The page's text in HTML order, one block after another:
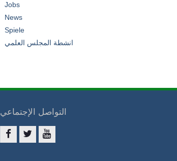
Jobs
News
Spiele
انشطة المجلس العلمي
التواصل الإجتماعي